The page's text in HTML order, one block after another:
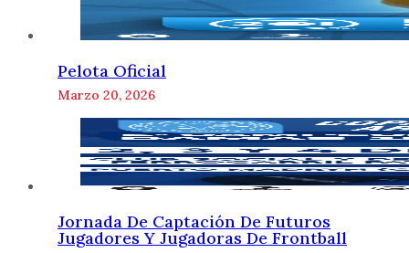
Pelota Oficial
Marzo 20, 2026
Jornada De Captación De Futuros
Jugadores Y Jugadoras De Frontball